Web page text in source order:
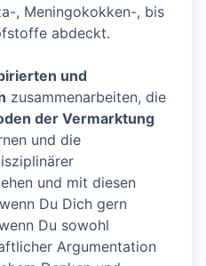
, Meningokokken-, bis
abdeckt.
und
zusammenarbeiten, die
der Vermarktung
und die
und mit diesen
Du Dich gern
Du sowohl
Argumentation